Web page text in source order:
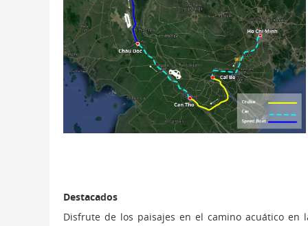
Destacados
Disfrute de los paisajes en el camino acuático en